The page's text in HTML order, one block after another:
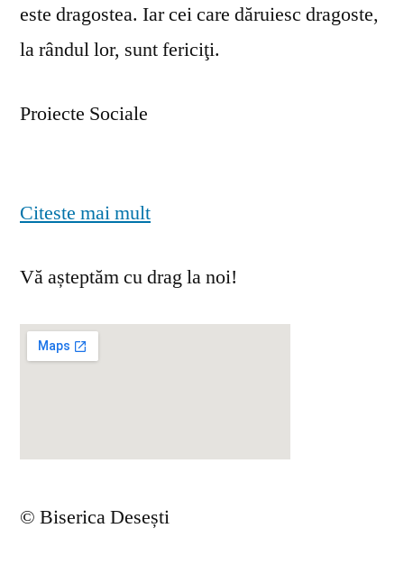
este dragostea. Iar cei care dăruiesc dragoste,
la rândul lor, sunt fericiţi.
Proiecte Sociale
Citeste mai mult
Vă așteptăm cu drag la noi!
© Biserica Desești